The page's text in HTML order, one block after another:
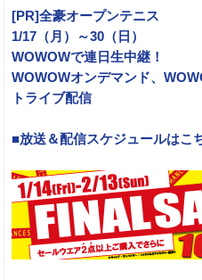
[PR]全豪オープンテニス
1/17（月）～30（日）
WOWOWで連日生中継！
WOWOWオンデマンド、
トライブ配信
■放送＆配信スケジュールはこ